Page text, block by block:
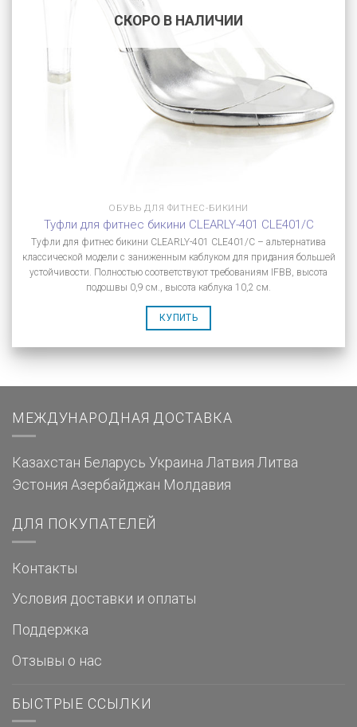
СКОРО В НАЛИЧИИ
ОБУВЬ ДЛЯ ФИТНЕС-БИКИНИ
Туфли для фитнес бикини CLEARLY-401 CLE401/C
Туфли для фитнес бикини CLEARLY-401 CLE401/C – альтернатива
классической модели с заниженным каблуком для придания большей
устойчивости. Полностью соответствуют требованиям IFBB, высота
подошвы 0,9 см., высота каблука 10,2 см.
КУПИТЬ
МЕЖДУНАРОДНАЯ ДОСТАВКА
Казахстан Беларусь Украина Латвия Литва
Эстония Азербайджан Молдавия
ДЛЯ ПОКУПАТЕЛЕЙ
Контакты
Условия доставки и оплаты
Поддержка
Отзывы о нас
БЫСТРЫЕ ССЫЛКИ